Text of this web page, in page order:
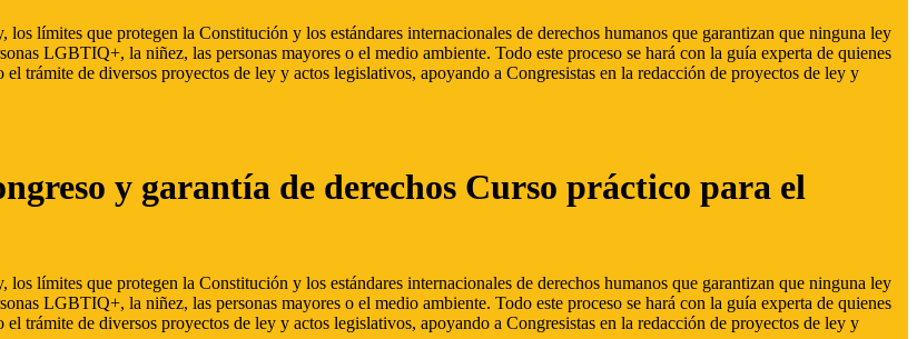
límites que protegen la Constitución y los estándares internacionales de derechos humanos que garantizan que ninguna ley
LGBTIQ+, la niñez, las personas mayores o el medio ambiente. Todo este proceso se hará con la guía experta de quienes
trámite de diversos proyectos de ley y actos legislativos, apoyando a Congresistas en la redacción de proyectos de ley y
y garantía de derechos Curso práctico para el
límites que protegen la Constitución y los estándares internacionales de derechos humanos que garantizan que ninguna ley
LGBTIQ+, la niñez, las personas mayores o el medio ambiente. Todo este proceso se hará con la guía experta de quienes
trámite de diversos proyectos de ley y actos legislativos, apoyando a Congresistas en la redacción de proyectos de ley y